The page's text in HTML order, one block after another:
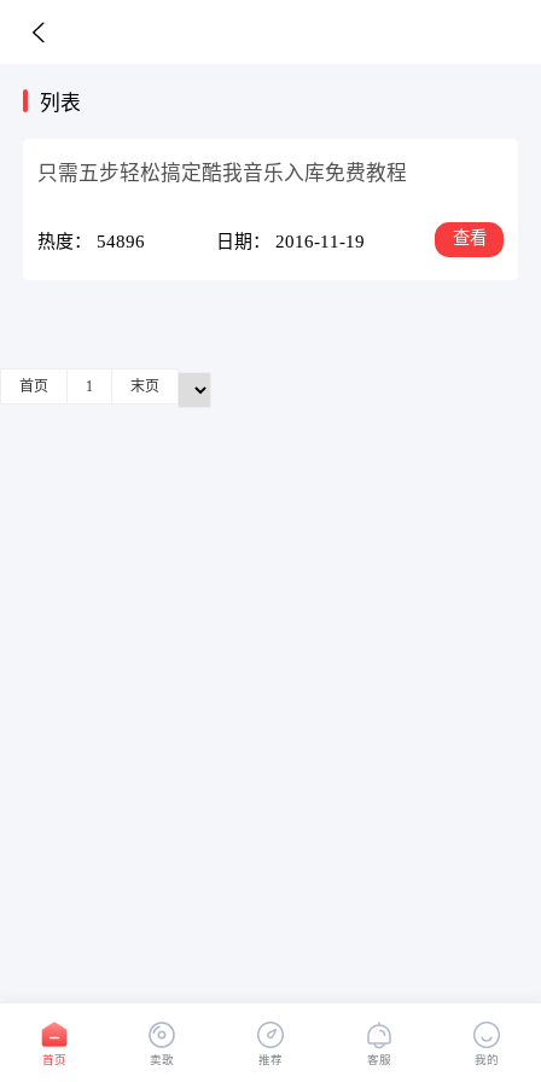
列表
只需五步轻松搞定酷我音乐入库免费教程
热度： 54896 日期： 2016-11-19 查看
首页 1 末页
首页 卖歌 推荐 客服 我的